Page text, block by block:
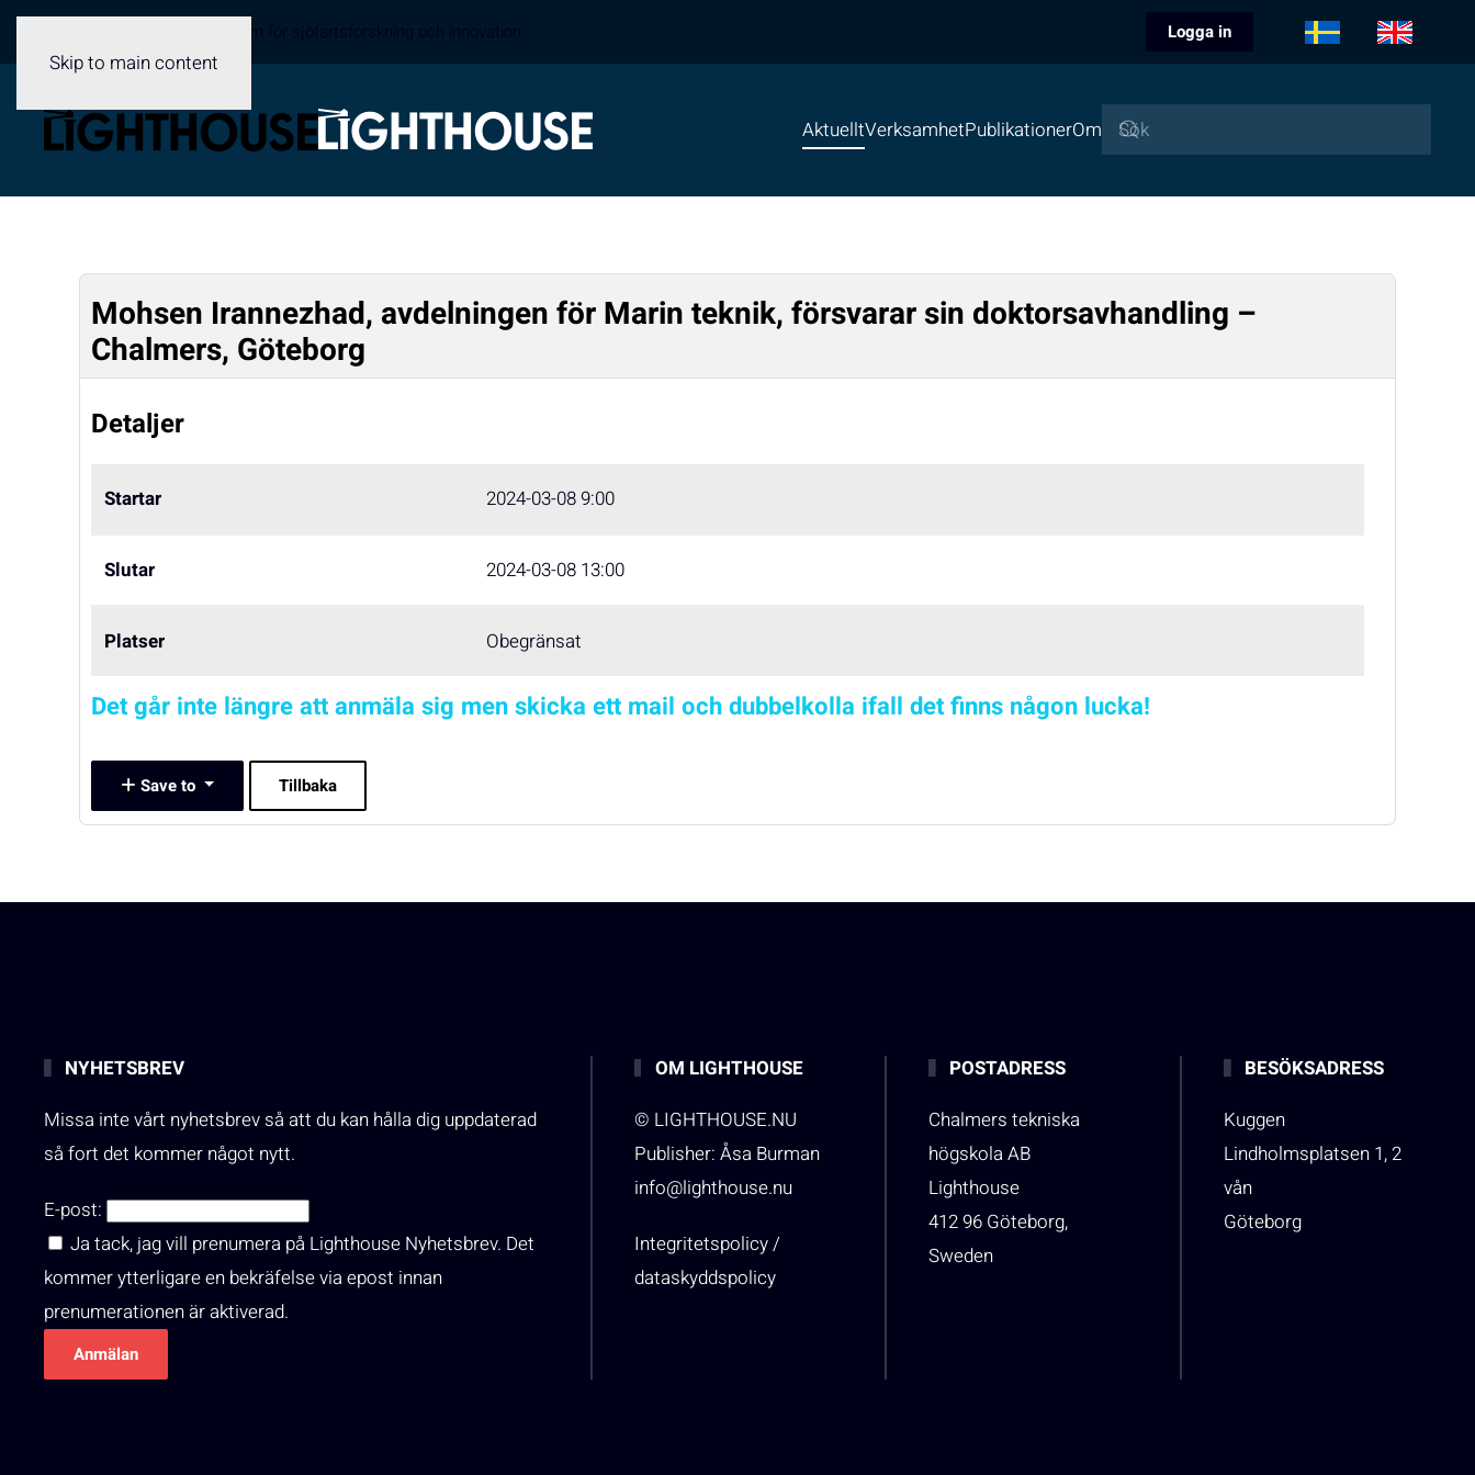
Skip to main content
Logga in
AktuelltVerksamhetPublikationerOm
Mohsen Irannezhad, avdelningen för Marin teknik, försvarar sin doktorsavhandling –
Chalmers, Göteborg
Detaljer
Startar 2024-03-08 9:00
Slutar 2024-03-08 13:00
Platser Obegränsat
Det går inte längre att anmäla sig men skicka ett mail och dubbelkolla ifall det finns någon lucka!
Save to Tillbaka
NYHETSBREV
Missa inte vårt nyhetsbrev så att du kan hålla dig uppdaterad
så fort det kommer något nytt.
E-post:
Ja tack, jag vill prenumera på Lighthouse Nyhetsbrev. Det
kommer ytterligare en bekräfelse via epost innan
prenumerationen är aktiverad.
OM LIGHTHOUSE
© LIGHTHOUSE.NU
Publisher: Åsa Burman
info@lighthouse.nu
Integritetspolicy /
dataskyddspolicy
POSTADRESS
Chalmers tekniska
högskola AB
Lighthouse
412 96 Göteborg,
Sweden
BESÖKSADRESS
Kuggen
Lindholmsplatsen 1, 2
vån
Göteborg